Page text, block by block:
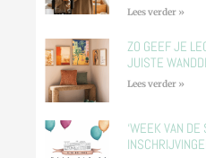
Lees verder »
ZO GEEF JE
JUISTE
Lees verder »
‘WEEK VAN